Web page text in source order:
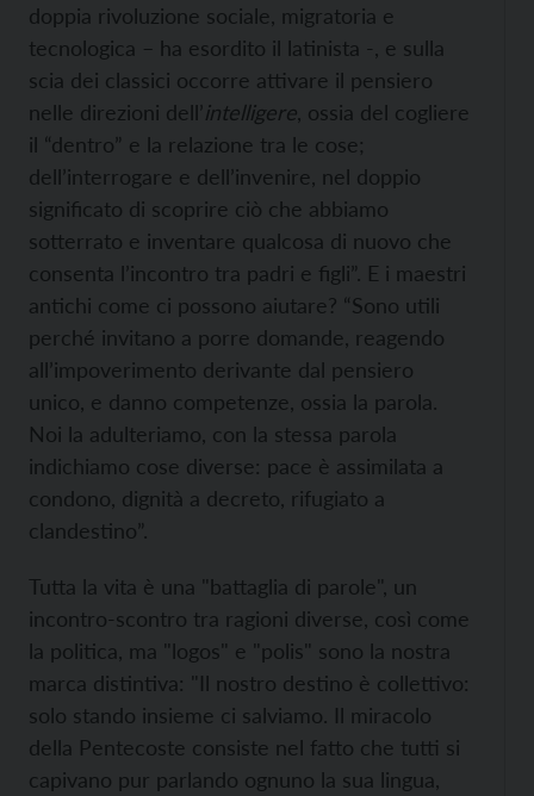
doppia rivoluzione sociale, migratoria e
tecnologica – ha esordito il latinista -, e sulla
scia dei classici occorre attivare il pensiero
nelle direzioni dell’intelligere , ossia del cogliere
il “dentro” e la relazione tra le cose;
dell’interrogare e dell’invenire, nel doppio
significato di scoprire ciò che abbiamo
sotterrato e inventare qualcosa di nuovo che
consenta l’incontro tra padri e figli”. E i maestri
antichi come ci possono aiutare? “Sono utili
perché invitano a porre domande, reagendo
all’impoverimento derivante dal pensiero
unico, e danno competenze, ossia la parola.
Noi la adulteriamo, con la stessa parola
indichiamo cose diverse: pace è assimilata a
condono, dignità a decreto, rifugiato a
clandestino”.
Tutta la vita è una "battaglia di parole", un
incontro-scontro tra ragioni diverse, così come
la politica, ma "logos" e "polis" sono la nostra
marca distintiva: "Il nostro destino è collettivo:
solo stando insieme ci salviamo. Il miracolo
della Pentecoste consiste nel fatto che tutti si
capivano pur parlando ognuno la sua lingua,